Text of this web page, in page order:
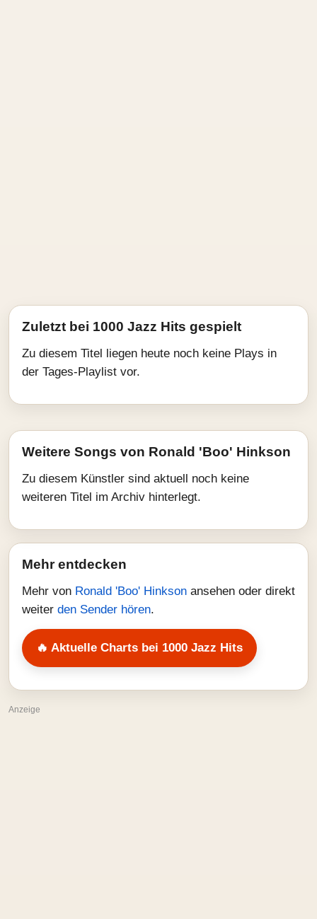
Zuletzt bei 1000 Jazz Hits gespielt
Zu diesem Titel liegen heute noch keine Plays in
der Tages-Playlist vor.
Weitere Songs von Ronald 'Boo' Hinkson
Zu diesem Künstler sind aktuell noch keine
weiteren Titel im Archiv hinterlegt.
Mehr entdecken
Mehr von Ronald 'Boo' Hinkson ansehen oder direkt
weiter den Sender hören.
🔥 Aktuelle Charts bei 1000 Jazz Hits
Anzeige